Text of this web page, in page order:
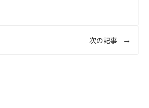
次の記事